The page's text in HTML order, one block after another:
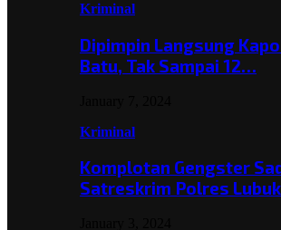
Kriminal
Dipimpin Langsung
Batu, Tak Sampai 12…
Kriminal
Komplotan Gengster
Satreskrim Polres